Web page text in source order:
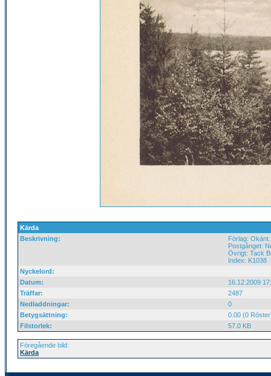
Kärda
Beskrivning:
Förlag: Okänt.
Postgånget:
Övrigt: Tack
Index: K1038
Nyckelord:
Datum:
16.12.2009
Träffar:
2487
Nedladdningar:
0
Betygsättning:
0.00 (0
Filstorlek:
57.0 KB
Föregående bild:
Kärda